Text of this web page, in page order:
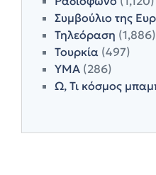
Συμβούλιο της
Τηλεόραση (1,886)
Τουρκία (497)
ΥΜΑ (286)
Ω, Τι κόσμος